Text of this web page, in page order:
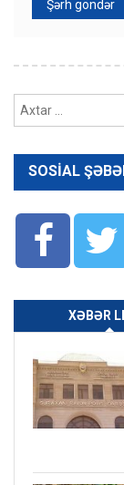
SOSIAL
XƏBƏR